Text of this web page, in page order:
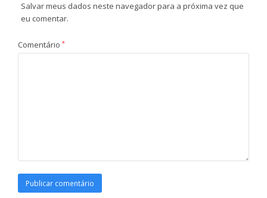
Salvar meus dados neste navegador para a próxima vez que
eu comentar.
Comentário *